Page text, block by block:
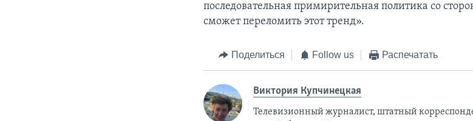
последовательная примирительная политика со
сможет переломить этот тренд».
Поделиться Follow us Распечатать
Виктория Купчинецкая
Телевизионный журналист, штатный